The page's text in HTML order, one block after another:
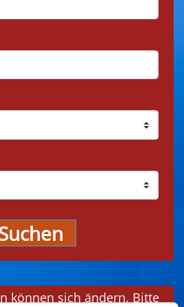
können sich ändern. Bitte